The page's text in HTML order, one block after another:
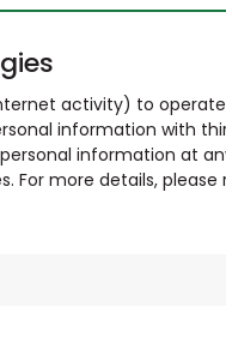
activity) to
information with
information at
more details,